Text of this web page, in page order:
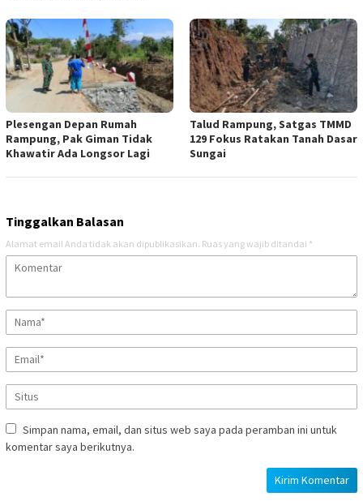
Plesengan Depan Rumah
Rampung, Pak Giman Tidak
Khawatir Ada Longsor Lagi
Talud Rampung, Satgas TMMD
129 Fokus Ratakan Tanah Dasar
Sungai
Tinggalkan Balasan
Alamat email Anda tidak akan dipublikasikan. Ruas yang wajib ditandai *
Simpan nama, email, dan situs web saya pada peramban ini untuk
komentar saya berikutnya.